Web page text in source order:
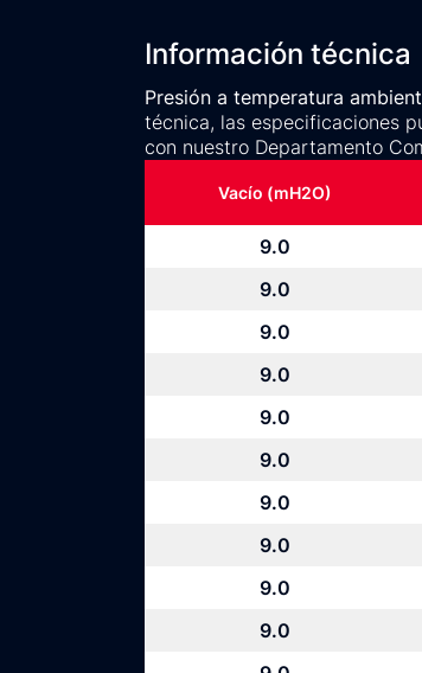
Información técnica
Presión a temperatura
técnica, las especificaciones
con nuestro Departamento
Vacío (mH2O)
9.0
9.0
9.0
9.0
9.0
9.0
9.0
9.0
9.0
9.0